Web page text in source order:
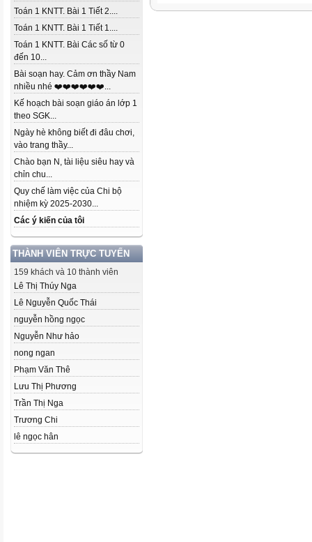
Toán 1 KNTT. Bài 1 Tiết 2....
Toán 1 KNTT. Bài 1 Tiết 1....
Toán 1 KNTT. Bài Các số từ 0
đến 10...
Bài soạn hay. Cảm ơn thầy Nam
nhiều nhé ❤️❤️❤️❤️❤️❤️...
Kế hoạch bài soạn giáo án lớp 1
theo SGK...
Ngày hè không biết đi đâu chơi,
vào trang thầy...
Chào bạn N, tài liệu siêu hay và
chỉn chu...
Quy chế làm việc của Chi bộ
nhiệm kỳ 2025-2030...
Các ý kiến của tôi
THÀNH VIÊN TRỰC TUYẾN
159 khách và 10 thành viên
Lê Thị Thúy Nga
Lê Nguyễn Quốc Thái
nguyễn hồng ngọc
Nguyễn Như hảo
nong ngan
Phạm Văn Thê
Lưu Thị Phương
Trần Thị Nga
Trương Chi
lê ngọc hân